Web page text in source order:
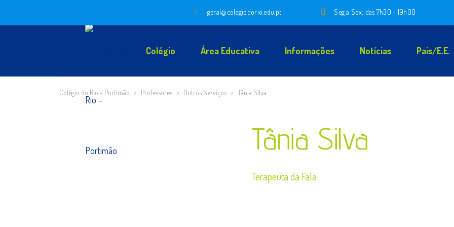
geral@colegiodorio.edu.pt Seg a Sex: das 7h30 - 19h00
Colégio Área Educativa Informações Notícias Pais/E.E.
Colégio do Rio - Portimão > Professores > Outros Serviços > Tânia Silva
Tânia Silva
Terapeuta da Fala